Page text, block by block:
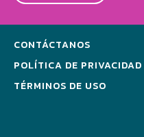
CONTÁCTANOS
POLÍTICA DE PRIVACIDAD
TÉRMINOS DE USO